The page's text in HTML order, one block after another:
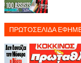
ΠΡΩΤΟΣΕΛΙΔΑ